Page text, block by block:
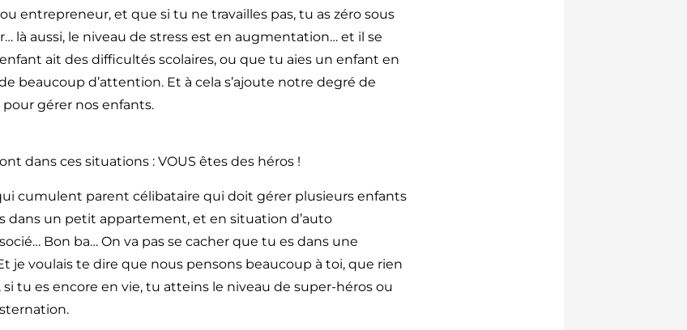
entrepreneur, et que si tu ne travailles pas, tu as zéro sous
là aussi, le niveau de stress est en augmentation… et il se
ait des difficultés scolaires, ou que tu aies un enfant en
beaucoup d’attention. Et à cela s’ajoute notre degré de
gérer nos enfants.
dans ces situations : VOUS êtes des héros !
cumulent parent célibataire qui doit gérer plusieurs enfants
dans un petit appartement, et en situation d’auto
Bon ba… On va pas se cacher que tu es dans une
je voulais te dire que nous pensons beaucoup à toi, que rien
tu es encore en vie, tu atteins le niveau de super-héros ou